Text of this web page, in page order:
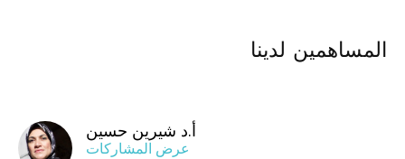
المساهمين لدينا
أ.د شيرين حسين
عرض المشاركات